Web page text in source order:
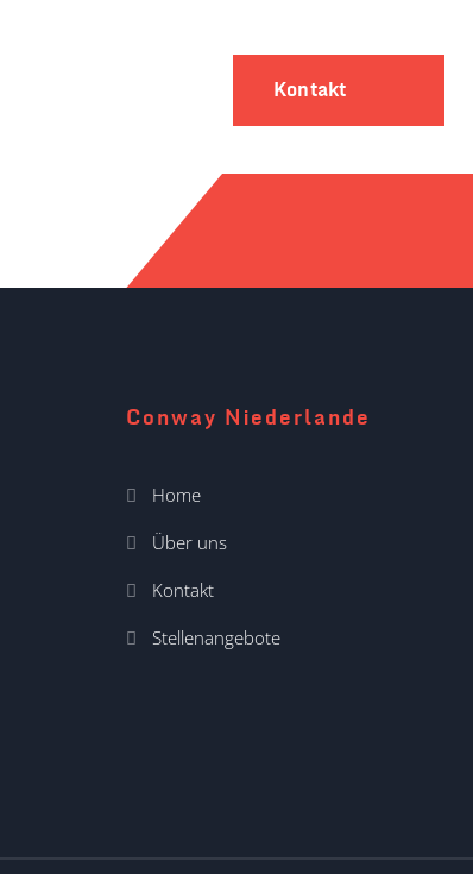
Kontakt
Conway Niederlande
Home
Über uns
Kontakt
Stellenangebote